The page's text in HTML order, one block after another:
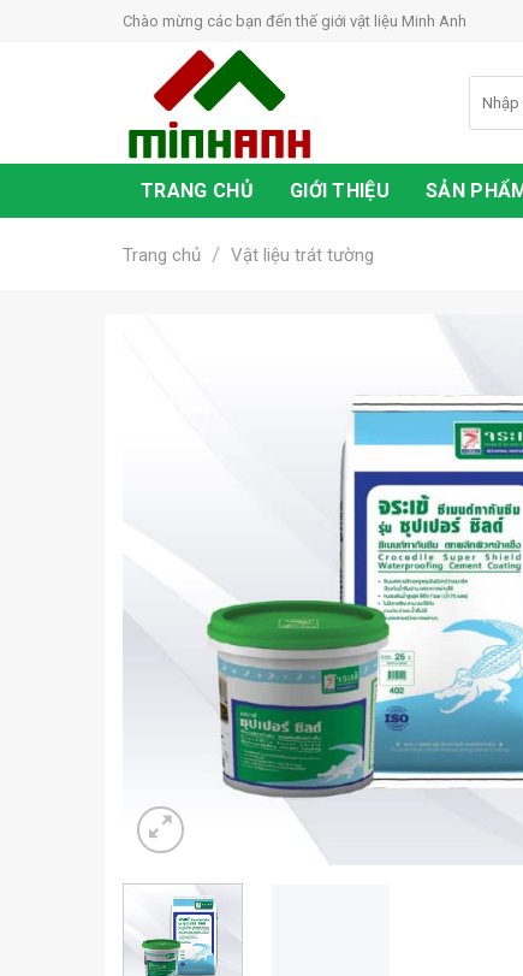
o
o
Chào mừng các bạn đến thế giới vật liệu Minh Anh
TRANG CHỦ GIỚI THIỆU SẢN
Trang chủ / Vật liệu trát tường